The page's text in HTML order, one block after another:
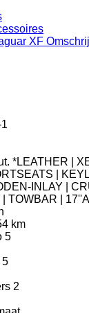
XF
*LEATHER |
|
INLAY |
| TOWBAR |
km
5
5
2